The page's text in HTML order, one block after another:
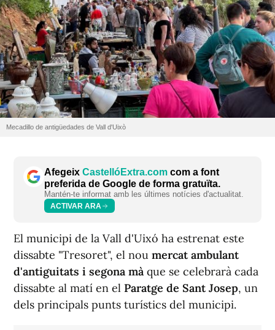
Mecadillo de antigüedades de Vall d'Uixò
Afegeix CastellóExtra.com com a font
preferida de Google de forma gratuïta.
Mantén-te informat amb les últimes notícies d'actualitat.
ACTIVAR ARA
El municipi de la Vall d'Uixó ha estrenat este
dissabte "Tresoret", el nou mercat ambulant
d'antiguitats i segona mà que se celebrarà cada
dissabte al matí en el Paratge de Sant Josep, un
dels principals punts turístics del municipi.